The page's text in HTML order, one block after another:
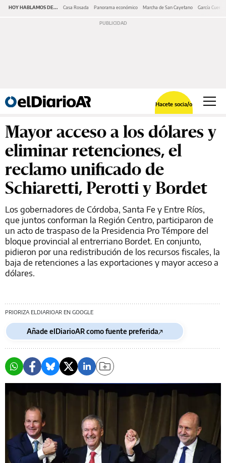
HOY HABLAMOS DE... Casa Rosada Panorama económico Marcha de San Cayetano García Cuerva
Hacete socia/o
Mayor acceso a los dólares y
eliminar retenciones, el
reclamo unificado de
Schiaretti, Perotti y Bordet
Los gobernadores de Córdoba, Santa Fe y Entre Ríos,
que juntos conforman la Región Centro, participaron de
un acto de traspaso de la Presidencia Pro Témpore del
bloque provincial al entrerriano Bordet. En conjunto,
pidieron por una redistribución de los recursos fiscales, la
baja de retenciones a las exportaciones y mayor acceso a
dólares.
PRIORIZA ELDIARIOAR EN GOOGLE
Añade elDiarioAR como fuente preferida